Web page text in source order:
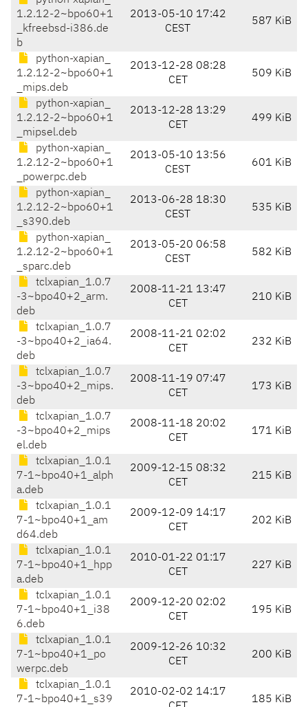
1.2.12-2~bpo60+1
_kfreebsd-i386.de
b
2013-05-10 17:42
CEST
587 KiB
python-xapian_
1.2.12-2~bpo60+1
_mips.deb
2013-12-28 08:28
CET
509 KiB
python-xapian_
1.2.12-2~bpo60+1
_mipsel.deb
2013-12-28 13:29
CET
499 KiB
python-xapian_
1.2.12-2~bpo60+1
_powerpc.deb
2013-05-10 13:56
CEST
601 KiB
python-xapian_
1.2.12-2~bpo60+1
_s390.deb
2013-06-28 18:30
CEST
535 KiB
python-xapian_
1.2.12-2~bpo60+1
_sparc.deb
2013-05-20 06:58
CEST
582 KiB
tclxapian_1.0.7
-3~bpo40+2_arm.
deb
2008-11-21 13:47
CET
210 KiB
tclxapian_1.0.7
-3~bpo40+2_ia64.
deb
2008-11-21 02:02
CET
232 KiB
tclxapian_1.0.7
-3~bpo40+2_mips.
deb
2008-11-19 07:47
CET
173 KiB
tclxapian_1.0.7
-3~bpo40+2_mips
el.deb
2008-11-18 20:02
CET
171 KiB
tclxapian_1.0.1
7-1~bpo40+1_alph
a.deb
2009-12-15 08:32
CET
215 KiB
tclxapian_1.0.1
7-1~bpo40+1_am
d64.deb
2009-12-09 14:17
CET
202 KiB
tclxapian_1.0.1
7-1~bpo40+1_hpp
a.deb
2010-01-22 01:17
CET
227 KiB
tclxapian_1.0.1
7-1~bpo40+1_i38
6.deb
2009-12-20 02:02
CET
195 KiB
tclxapian_1.0.1
7-1~bpo40+1_po
werpc.deb
2009-12-26 10:32
CET
200 KiB
tclxapian_1.0.1
7-1~bpo40+1_s39
2010-02-02 14:17
185 KiB